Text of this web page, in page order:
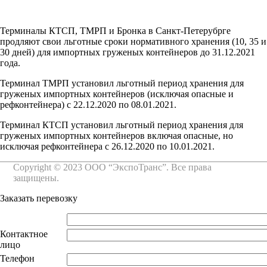
Терминалы КТСП, ТМРП и Бронка в Санкт-Петерубрге
продляют свои льготные сроки нормативного хранения (10, 35 и
30 дней) для импортных груженых контейнеров до 31.12.2021
года.
Терминал ТМРП установил льготный период хранения для
груженых импортных контейнеров (исключая опасные и
рефконтейнера) с 22.12.2020 по 08.01.2021.
Терминал КТСП установил льготный период хранения для
груженых импортных контейнеров включая опасные, но
исключая рефконтейнера с 26.12.2020 по 10.01.2021.
Copyright © 2023 ООО “ЭкспоТранс”. Все права
защищены.
Заказать перевозку
Контактное
лицо
Телефон